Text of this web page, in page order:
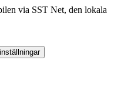
via SST Net, den lokala